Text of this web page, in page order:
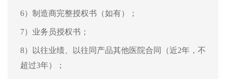
6）制造商完整授权书（如有）；
7）业务员授权书；
8）以往业绩、以往同产品其他医院合同（近2年，不
超过3年）；